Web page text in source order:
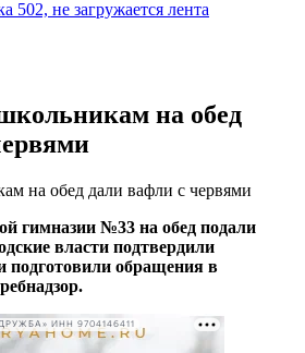
502, не загружается лента
на обед
на обед дали вафли с червями
гимназии №33 на обед подали
власти подтвердили
подготовили обращения в
ИНН 9704146411